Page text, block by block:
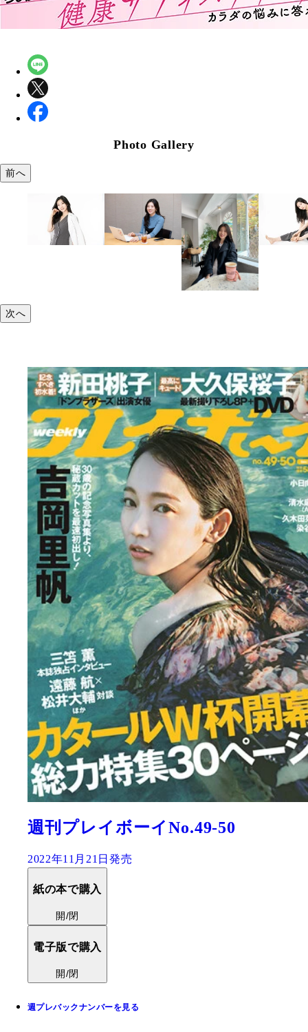
Photo Gallery
前へ
次へ
週刊プレイボーイNo.49-50
2022年11月21日発売
紙の本で購入
開/閉
電子版で購入
開/閉
週プレバックナンバーを見る